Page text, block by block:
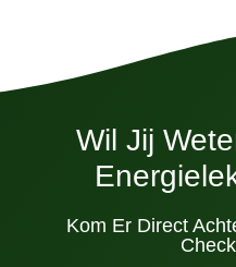
Wil Jij
Kom Er Direct